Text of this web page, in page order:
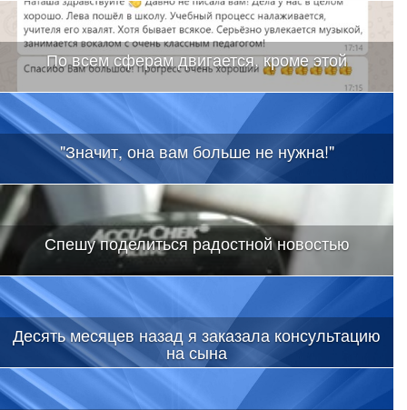
По всем сферам двигается, кроме этой
"Значит, она вам больше не нужна!"
Спешу поделиться радостной новостью
Десять месяцев назад я заказала консультацию
на сына